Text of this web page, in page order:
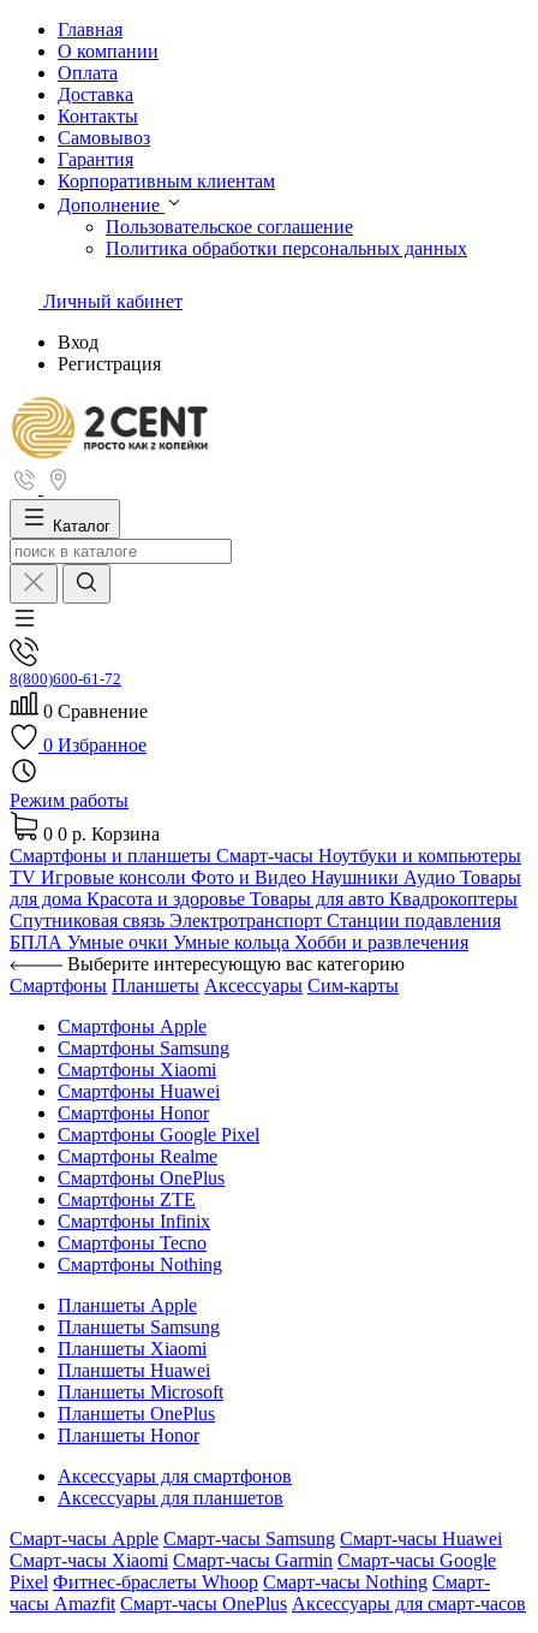
Главная
О компании
Оплата
Доставка
Контакты
Самовывоз
Гарантия
Корпоративным клиентам
Дополнение
Пользовательское соглашение
Политика обработки персональных данных
Личный кабинет
Вход
Регистрация
Каталог
8(800)600-61-72
0 Сравнение
0 Избранное
Режим работы
0 0 р. Корзина
Смартфоны и планшеты Смарт-часы Ноутбуки и компьютеры
TV Игровые консоли Фото и Видео Наушники Аудио Товары
для дома Красота и здоровье Товары для авто Квадрокоптеры
Спутниковая связь Электротранспорт Станции подавления
БПЛА Умные очки Умные кольца Хобби и развлечения
Выберите интересующую вас категорию
Смартфоны Планшеты Аксессуары Сим-карты
Смартфоны Apple
Смартфоны Samsung
Смартфоны Xiaomi
Смартфоны Huawei
Смартфоны Honor
Смартфоны Google Pixel
Смартфоны Realme
Смартфоны OnePlus
Смартфоны ZTE
Смартфоны Infinix
Смартфоны Tecno
Смартфоны Nothing
Планшеты Apple
Планшеты Samsung
Планшеты Xiaomi
Планшеты Huawei
Планшеты Microsoft
Планшеты OnePlus
Планшеты Honor
Аксессуары для смартфонов
Аксессуары для планшетов
Смарт-часы Apple Смарт-часы Samsung Смарт-часы Huawei
Смарт-часы Xiaomi Смарт-часы Garmin Смарт-часы Google
Pixel Фитнес-браслеты Whoop Смарт-часы Nothing Смарт-
часы Amazfit Смарт-часы OnePlus Аксессуары для смарт-часов